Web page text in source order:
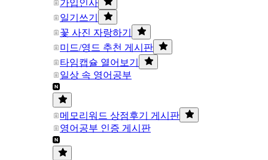
가입인사
일기쓰기
꽃 사진 자랑하기
미드/영드 추천 게시판
타임캡슐 열어보기
일상 속 영어공부
메모리워드 상점후기 게시판
영어공부 인증 게시판